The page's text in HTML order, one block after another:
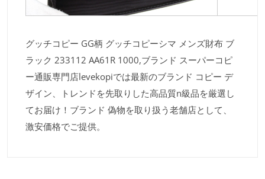
グッチコピー GG柄 グッチコピーシマ メンズ財布 ブ
ラック 233112 AA61R 1000,ブランド スーパーコピ
ー通販専門店levekopiでは最新のブランド コピー デ
ザイン、トレンドを先取りした高品質n級品を厳選し
てお届け！ブランド 偽物を取り扱う老舗店として、
激安価格でご提供。